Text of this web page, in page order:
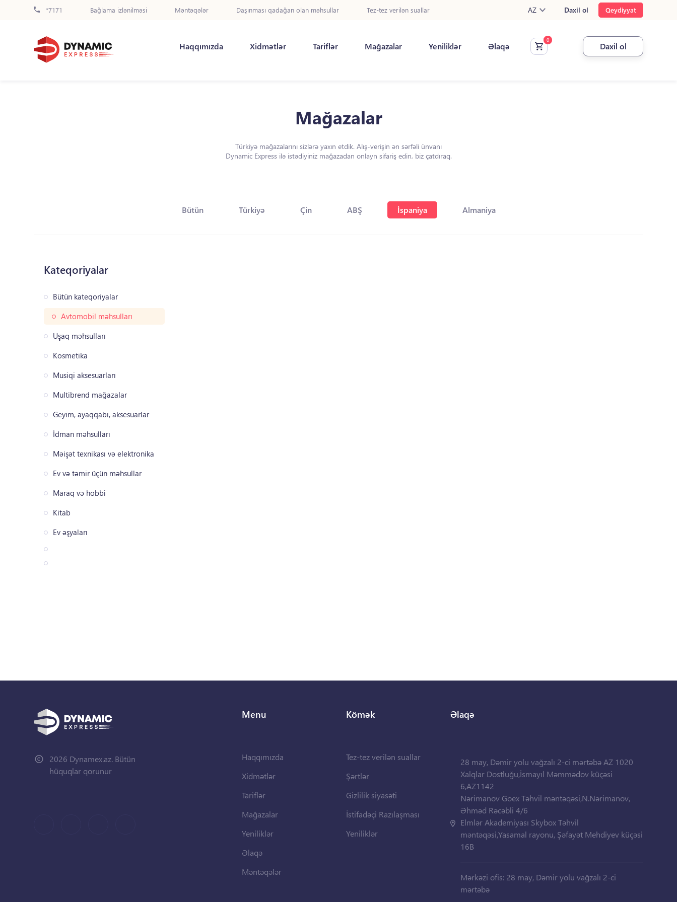
*7171 Bağlama izlənilməsi Məntəqələr Daşınması qadağan olan məhsullar Tez-tez verilən suallar AZ Daxil ol Qeydiyyat
Haqqımızda Xidmətlər Tariflər Mağazalar Yeniliklər Əlaqə Daxil ol
Mağazalar
Türkiyə mağazalarını sizlərə yaxın etdik. Alış-verişin ən sərfəli ünvanı
Dynamic Express ilə istədiyiniz mağazadan onlayn sifariş edin, biz çatdıraq.
Bütün Türkiyə Çin ABŞ İspaniya Almaniya
Kateqoriyalar
Bütün kateqoriyalar
Avtomobil məhsulları
Uşaq məhsulları
Kosmetika
Musiqi aksesuarları
Multibrend mağazalar
Geyim, ayaqqabı, aksesuarlar
İdman məhsulları
Məişət texnikası və elektronika
Ev və təmir üçün məhsullar
Maraq və hobbi
Kitab
Ev əşyaları
2026 Dynamex.az. Bütün
hüquqlar qorunur
Menu
Haqqımızda
Xidmətlər
Tariflər
Mağazalar
Yeniliklər
Əlaqə
Məntəqələr
Kömək
Tez-tez verilən suallar
Şərtlər
Gizlilik siyasəti
İstifadəçi Razılaşması
Yeniliklər
Əlaqə
28 may, Dəmir yolu vağzalı 2-ci mərtəbə AZ 1020
Xalqlar Dostluğu,İsmayıl Məmmədov küçəsi
6,AZ1142
Nərimanov Goex Təhvil məntəqəsi,N.Nərimanov,
Əhməd Rəcəbli 4/6
Elmlər Akademiyası Skybox Təhvil
məntəqəsi,Yasamal rayonu, Şəfayət Mehdiyev küçəsi
16B
Mərkəzi ofis: 28 may, Dəmir yolu vağzalı 2-ci
mərtəbə